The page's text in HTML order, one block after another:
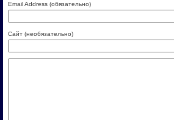
Email Address (обязательно)
Сайт (необязательно)